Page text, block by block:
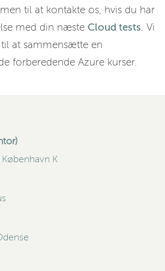
til at kontakte os, hvis du har
med din næste Cloud tests. Vi
at sammensætte en
forberedende Azure kurser.
K